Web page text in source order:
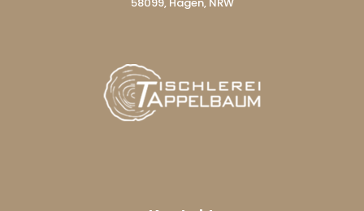
58099, Hagen, NRW